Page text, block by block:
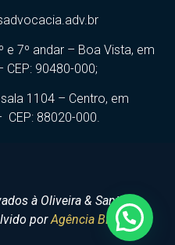
e 7º andar – Boa Vista, em
90480-000;
1104 – Centro, em
CEP: 88020-000.
à Oliveira & Santos
porAgência BL7
de ajuda?